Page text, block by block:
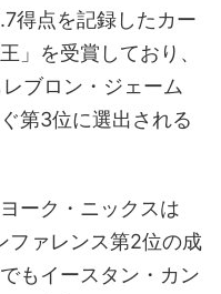
得点を記録したカー
」を受賞しており、
ブロン・ジェーム
第3位に選出される
ーク・ニックスは
ファレンス第2位の成
もイースタン・カン